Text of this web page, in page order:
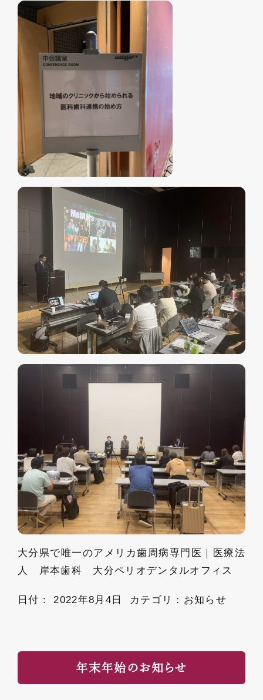
大分県で唯一のアメリカ歯周病専門医｜医療法
人 岸本歯科 大分ペリオデンタルオフィス
日付：2022年8月4日 カテゴリ： お知らせ
年末年始のお知らせ